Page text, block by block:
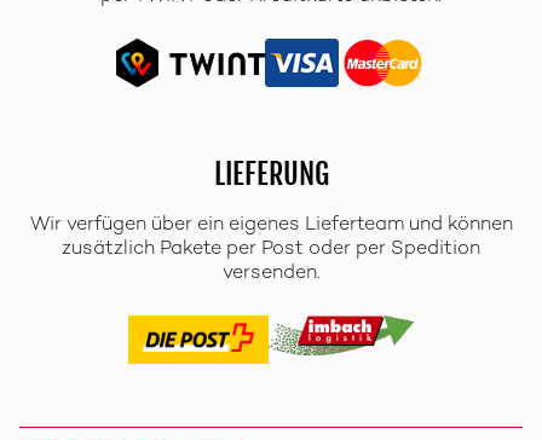
LIEFERUNG
Wir verfügen über ein eigenes Lieferteam und können
zusätzlich Pakete per Post oder per Spedition
versenden.